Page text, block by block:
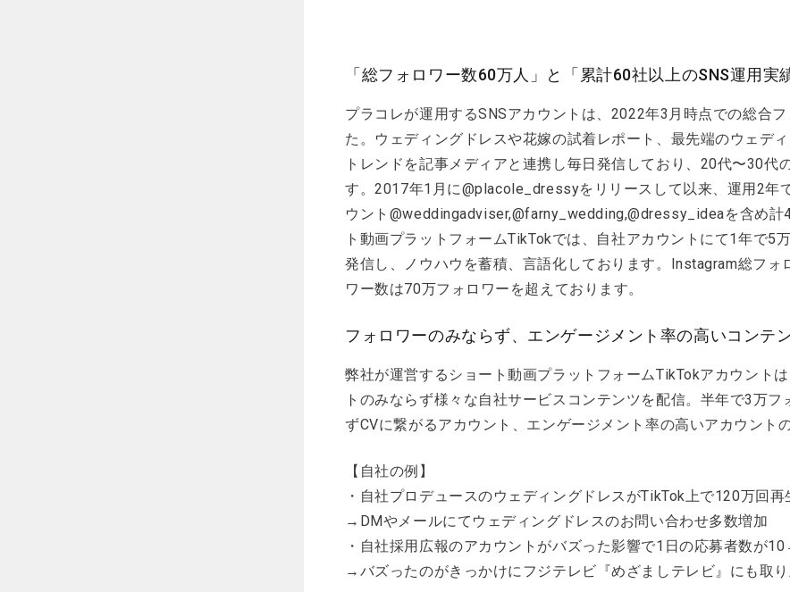
「総フォロワー数60万人」と「累計60社以上のSNS運用実
プラコレが運用するSNSアカウントは、2022年3月時点での総合
た。ウェディングドレスや花嫁の試着レポート、最先端のウェデ
トレンドを記事メディアと連携し毎日発信しており、20代〜30代
す。2017年1月に@placole_dressyをリリースして以来、運用2年
ウント@weddingadviser,@farny_wedding,@dressy_ideaを含め
ト動画プラットフォームTikTokでは、自社アカウントにて1年で5
発信し、ノウハウを蓄積、言語化しております。Instagram総フォ
ワー数は70万フォロワーを超えております。
フォロワーのみならず、エンゲージメント率の高いコンテ
弊社が運営するショート動画プラットフォームTikTokアカウント
トのみならず様々な自社サービスコンテンツを配信。半年で3万
ずCVに繋がるアカウント、エンゲージメント率の高いアカウント
​【自社の例】
・自社プロデュースのウェディングドレスがTikTok上で120万回再
→DMやメールにてウェディングドレスのお問い合わせ多数増加
・自社採用広報のアカウントがバズった影響で1日の応募者数が
→バズったのがきっかけにフジテレビ『めざましテレビ』にも取り